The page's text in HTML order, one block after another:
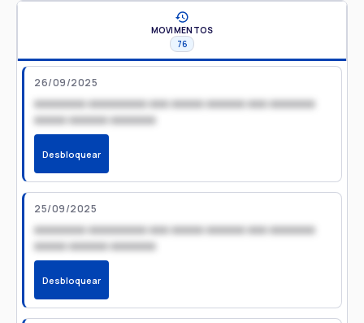
MOVIMENTOS
76
26/09/2025
xxxxxxxx xxxxxxxxx xxx xxxxx xxxxxx xxx xxxxxxx
xxxxx xxxxxx xxxxxxx
Desbloquear
25/09/2025
xxxxxxxx xxxxxxxxx xxx xxxxx xxxxxx xxx xxxxxxx
xxxxx xxxxxx xxxxxxx
Desbloquear